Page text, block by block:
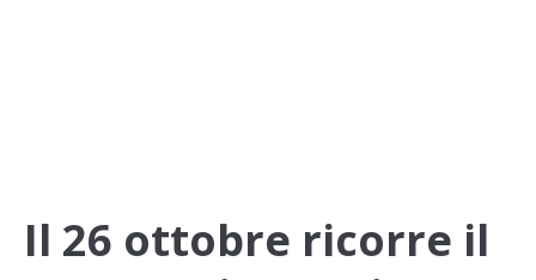
Il 26 ottobre ricorre il